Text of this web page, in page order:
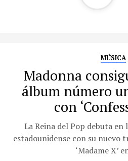
MÚSICA
Madonna
álbum número
con
La Reina del Pop debuta
estadounidense con su nuevo
‘Madame X’